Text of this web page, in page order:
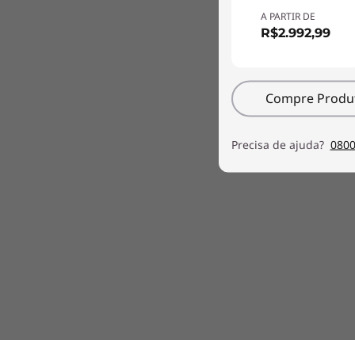
A PARTIR DE
R$2.992,99
Compre
Precisa de ajuda?